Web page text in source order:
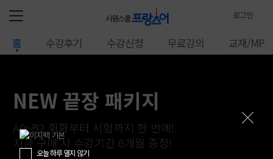
로그인
홈 수강후기 수강신청 무료강의 교재/MP3
오늘 하루 열지 않기
NEW 끝장 패키지
A0~B2 회화부터 시험까지 한 번에!
지금 구매 시 수강기간 6개월 증정!